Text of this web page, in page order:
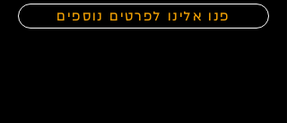
פנו אלינו לפרטים נוספים